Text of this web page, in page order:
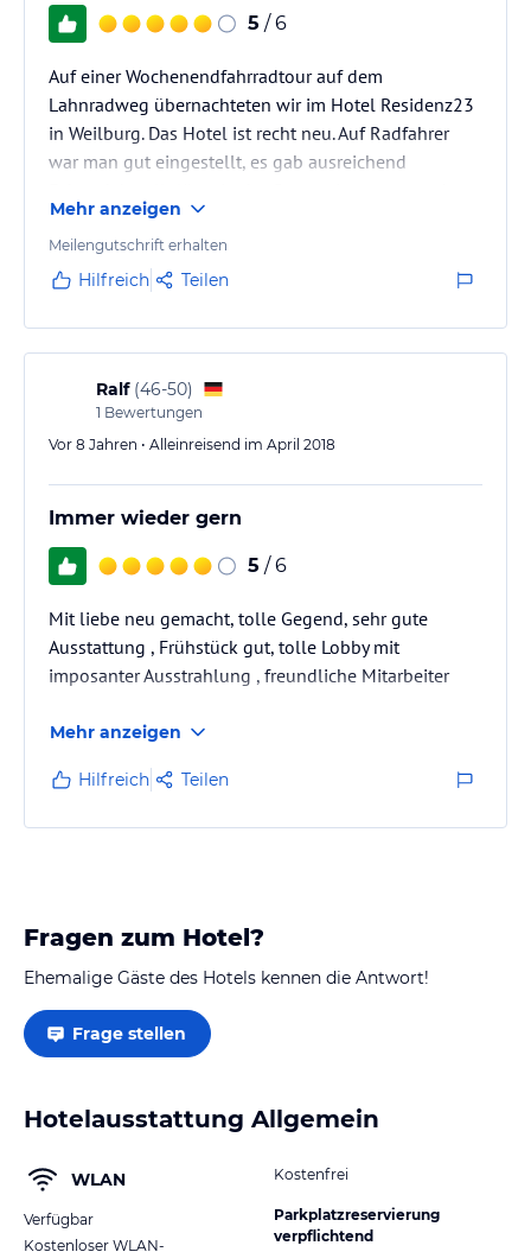
5 / 6
Auf einer Wochenendfahrradtour auf dem
Lahnradweg übernachteten wir im Hotel Residenz23
in Weilburg. Das Hotel ist recht neu. Auf Radfahrer
war man gut eingestellt, es gab ausreichend
schön, vor allem das Frühstück. Größtes Manko ist
das sehr enge Badezimmer (wobei laut Aussage der
Rezeptionistin nicht in allen Zimmern das Bad so
insgesamt mit 105 Euro etwas ambitioniert. 90 Euro
wären m.E. angemessen gewesen.
Mehr anzeigen
Meilengutschrift erhalten
Hilfreich Teilen
Ralf (46-50)
1 Bewertungen
Vor 8 Jahren • Alleinreisend im April 2018
Immer wieder gern
5 / 6
Mit liebe neu gemacht, tolle Gegend, sehr gute
Ausstattung , Frühstück gut, tolle Lobby mit
imposanter Ausstrahlung , freundliche Mitarbeiter
Mehr anzeigen
Hilfreich Teilen
Fragen zum Hotel?
Ehemalige Gäste des Hotels kennen die Antwort!
Frage stellen
Hotelausstattung Allgemein
WLAN
Verfügbar
Kostenloser WLAN-
Kostenfrei
Parkplatzreservierung
verpflichtend